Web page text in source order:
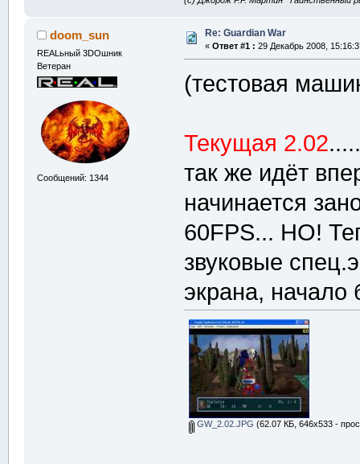
doom_sun
REALьный 3DOшник
Ветеран
Сообщений: 1344
Re: Guardian War
« Ответ #1 : 29 Декабрь 2008,
(тестовая
Текущая 2.02
так же идёт
начинается
60FPS... НО!
звуковые
экрана, начало
GW_2.02.JPG (62.07 КБ, 646x533 -